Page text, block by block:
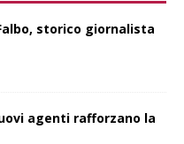
storico giornalista
agenti rafforzano la